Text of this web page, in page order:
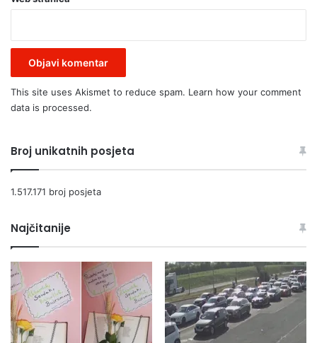
This site uses Akismet to reduce spam. Learn how your comment
data is processed.
Broj unikatnih posjeta
1.517.171 broj posjeta
Najčitanije